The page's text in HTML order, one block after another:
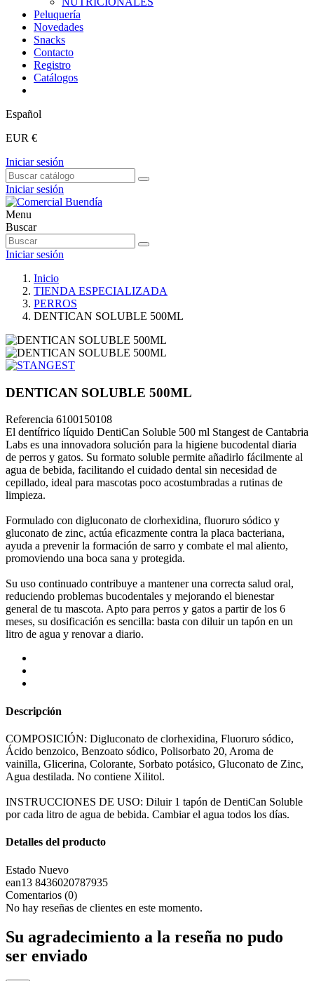
Peluquería
Novedades
Snacks
Contacto
Registro
Catálogos
Español
EUR €
Iniciar sesión
Iniciar sesión
Menu
Buscar
Iniciar sesión
Inicio
TIENDA ESPECIALIZADA
PERROS
DENTICAN SOLUBLE 500ML
DENTICAN SOLUBLE 500ML
Referencia 6100150108
El dentífrico líquido DentiCan Soluble 500 ml Stangest de Cantabria
Labs es una innovadora solución para la higiene bucodental diaria
de perros y gatos. Su formato soluble permite añadirlo fácilmente al
agua de bebida, facilitando el cuidado dental sin necesidad de
cepillado, ideal para mascotas poco acostumbradas a rutinas de
limpieza.
Formulado con digluconato de clorhexidina, fluoruro sódico y
gluconato de zinc, actúa eficazmente contra la placa bacteriana,
ayuda a prevenir la formación de sarro y combate el mal aliento,
promoviendo una boca sana y protegida.
Su uso continuado contribuye a mantener una correcta salud oral,
reduciendo problemas bucodentales y mejorando el bienestar
general de tu mascota. Apto para perros y gatos a partir de los 6
meses, su dosificación es sencilla: basta con diluir un tapón en un
litro de agua y renovar a diario.
Descripción
COMPOSICIÓN: Digluconato de clorhexidina, Fluoruro sódico,
Ácido benzoico, Benzoato sódico, Polisorbato 20, Aroma de
vainilla, Glicerina, Colorante, Sorbato potásico, Gluconato de Zinc,
Agua destilada. No contiene Xilitol.
INSTRUCCIONES DE USO: Diluir 1 tapón de DentiCan Soluble
por cada litro de agua de bebida. Cambiar el agua todos los días.
Detalles del producto
Estado Nuevo
ean13 8436020787935
Comentarios (0)
No hay reseñas de clientes en este momento.
Su agradecimiento a la reseña no pudo
ser enviado